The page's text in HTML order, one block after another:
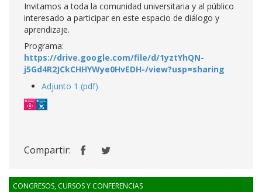
Invitamos a toda la comunidad universitaria y al público
interesado a participar en este espacio de diálogo y
aprendizaje.
Programa:
https://drive.google.com/file/d/1yztYhQN-
j5Gd4R2JCkCHHYWye0HvEDH-/view?usp=sharing
Adjunto 1 (pdf)
Compartir:
CONGRESOS, CURSOS Y CONFERENCIAS